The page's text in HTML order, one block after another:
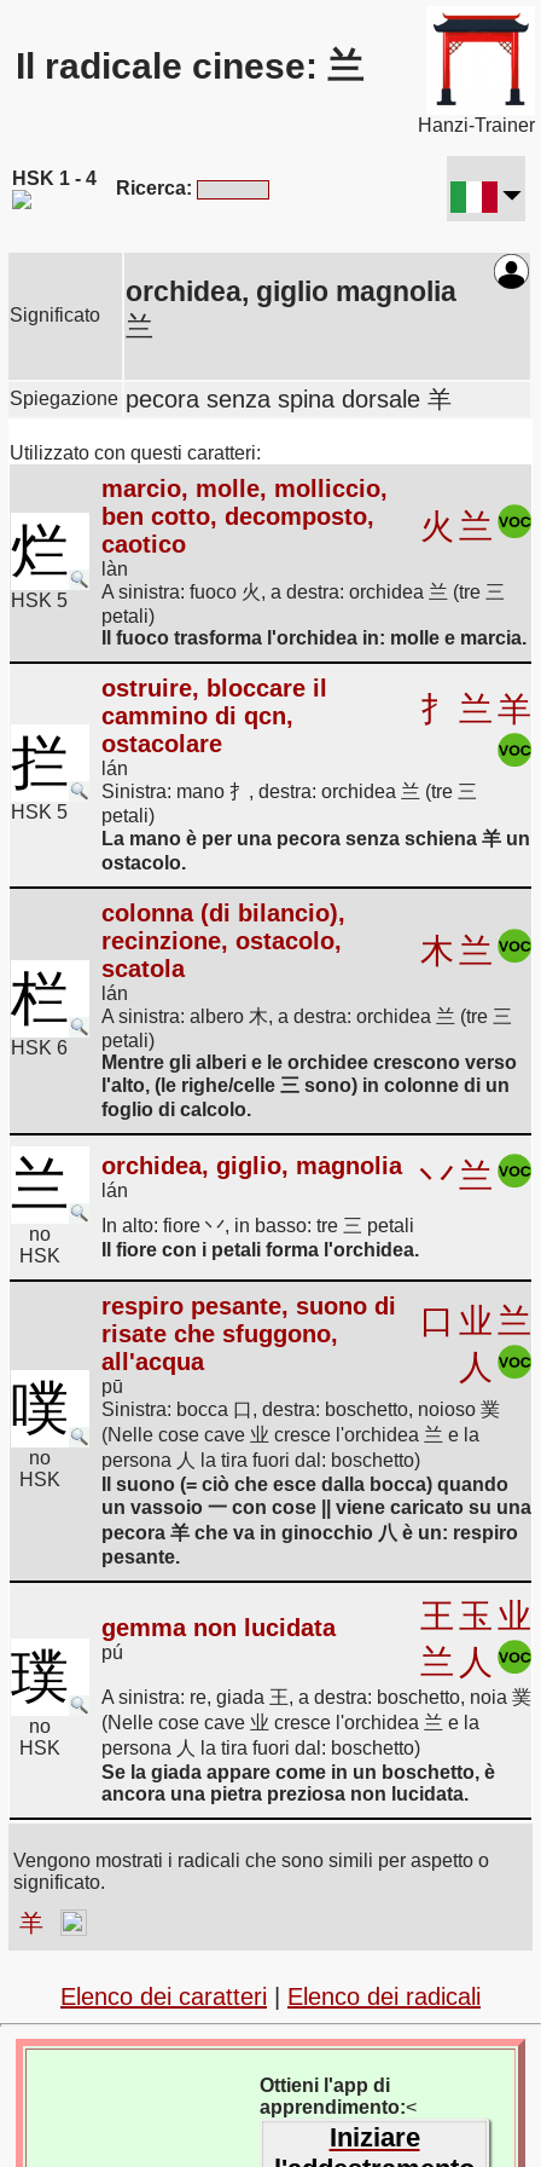
Il radicale cinese: 兰
Hanzi-Trainer
HSK 1 - 4 Ricerca:
Significato
orchidea, giglio magnolia
兰
Spiegazione pecora senza spina dorsale 羊
Utilizzato con questi caratteri:
烂
HSK 5
marcio, molle, molliccio,
ben cotto, decomposto,
caotico
làn
火 兰
A sinistra: fuoco 火, a destra: orchidea 兰 (tre 三
petali)
Il fuoco trasforma l'orchidea in: molle e marcia.
拦
HSK 5
ostruire, bloccare il
cammino di qcn,
ostacolare
lán
扌 兰羊
Sinistra: mano 扌, destra: orchidea 兰 (tre 三
petali)
La mano è per una pecora senza schiena 羊 un
ostacolo.
栏
HSK 6
colonna (di bilancio),
recinzione, ostacolo,
scatola
lán
木 兰
A sinistra: albero 木, a destra: orchidea 兰 (tre 三
petali)
Mentre gli alberi e le orchidee crescono verso
l'alto, (le righe/celle 三 sono) in colonne di un
foglio di calcolo.
兰
no
HSK
orchidea, giglio, magnolia
lán 丷 兰
In alto: fiore 丷, in basso: tre 三 petali
Il fiore con i petali forma l'orchidea.
噗
no
HSK
respiro pesante, suono di
risate che sfuggono,
all'acqua
pū
口 业 兰
人
Sinistra: bocca 口, destra: boschetto, noioso 菐
(Nelle cose cave 业 cresce l'orchidea 兰 e la
persona 人 la tira fuori dal: boschetto)
Il suono (= ciò che esce dalla bocca) quando
un vassoio 一 con cose || viene caricato su una
pecora 羊 che va in ginocchio 八 è un: respiro
pesante.
璞
no
HSK
gemma non lucidata
pú
王 玉 业
兰 人
A sinistra: re, giada 王, a destra: boschetto, noia 菐
(Nelle cose cave 业 cresce l'orchidea 兰 e la
persona 人 la tira fuori dal: boschetto)
Se la giada appare come in un boschetto, è
ancora una pietra preziosa non lucidata.
Vengono mostrati i radicali che sono simili per aspetto o
significato.
羊
Elenco dei caratteri Elenco dei radicali
Ottieni l'app di
apprendimento:<
Iniziare